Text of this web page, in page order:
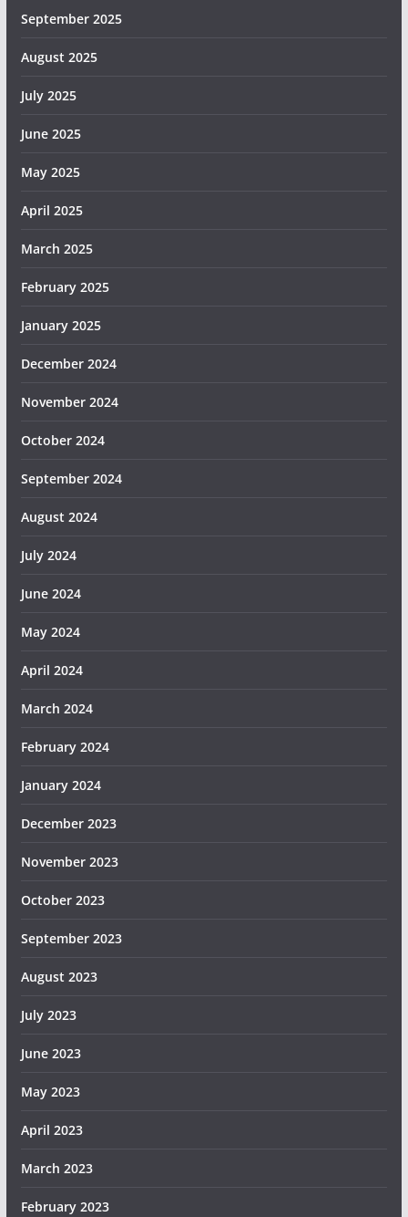
September 2025
August 2025
July 2025
June 2025
May 2025
April 2025
March 2025
February 2025
January 2025
December 2024
November 2024
October 2024
September 2024
August 2024
July 2024
June 2024
May 2024
April 2024
March 2024
February 2024
January 2024
December 2023
November 2023
October 2023
September 2023
August 2023
July 2023
June 2023
May 2023
April 2023
March 2023
February 2023